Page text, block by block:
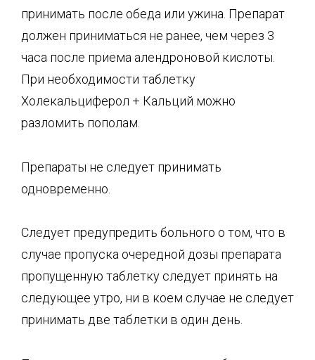
принимать после обеда или ужина. Препарат
должен приниматься не ранее, чем через 3
часа после приема алендроновой кислоты.
При необходимости таблетку
Холекальциферол + Кальций можно
разломить пополам.
Препараты не следует принимать
одновременно.
Следует предупредить больного о том, что в
случае пропуска очередной дозы препарата
пропущенную таблетку следует принять на
следующее утро, ни в коем случае не следует
принимать две таблетки в один день.